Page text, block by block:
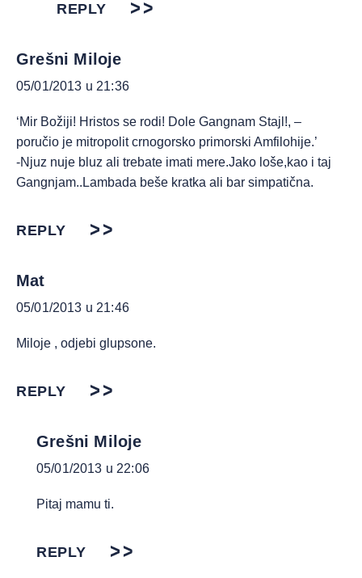
REPLY
Grešni Miloje
05/01/2013 u 21:36
‘Mir Božiji! Hristos se rodi! Dole Gangnam Stajl!, –
poručio je mitropolit crnogorsko primorski Amfilohije.’
-Njuz nuje bluz ali trebate imati mere.Jako loše,kao i taj
Gangnjam..Lambada beše kratka ali bar simpatična.
REPLY
Mat
05/01/2013 u 21:46
Miloje , odjebi glupsone.
REPLY
Grešni Miloje
05/01/2013 u 22:06
Pitaj mamu ti.
REPLY